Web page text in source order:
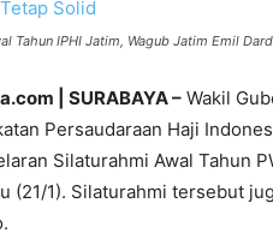
Tahun IPHI Jatim, Wagub Jatim Emil
| SURABAYA – Wakil
Persaudaraan Haji
Silaturahmi Awal Tahun
(21/1). Silaturahmi tersebut